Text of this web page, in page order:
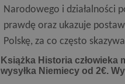
Narodowego i działalności
prawdę oraz ukazuje
Polskę, za co często
Książka Historia
wysyłka Niemiecy od 2€.